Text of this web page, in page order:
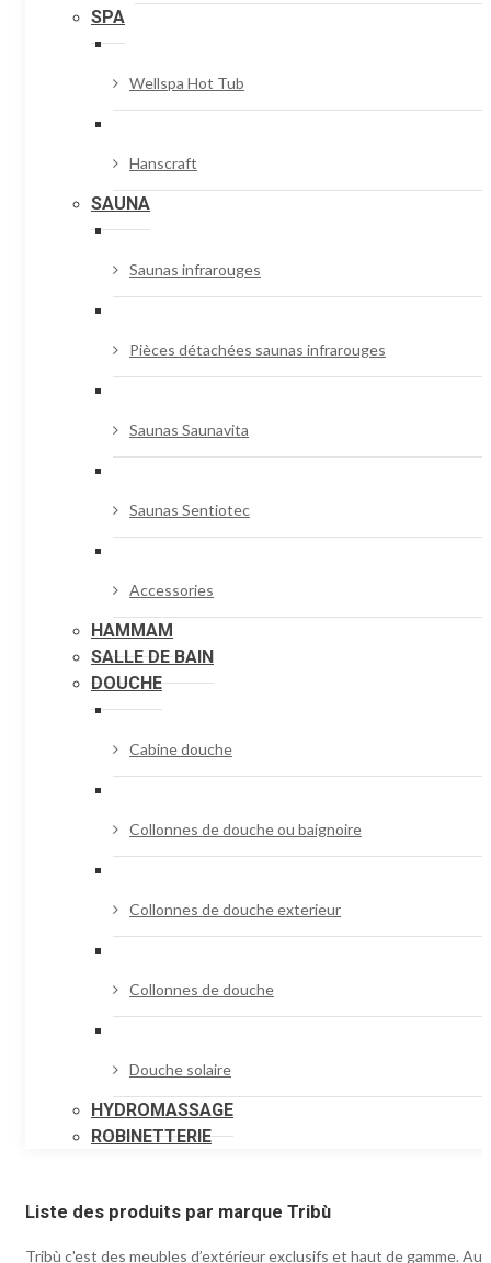
SPA
Wellspa Hot Tub
Hanscraft
SAUNA
Saunas infrarouges
Pièces détachées saunas infrarouges
Saunas Saunavita
Saunas Sentiotec
Accessories
HAMMAM
SALLE DE BAIN
DOUCHE
Cabine douche
Collonnes de douche ou baignoire
Collonnes de douche exterieur
Collonnes de douche
Douche solaire
HYDROMASSAGE
ROBINETTERIE
Liste des produits par marque Tribù
Tribù c'est des meubles d’extérieur exclusifs et haut de gamme. Au